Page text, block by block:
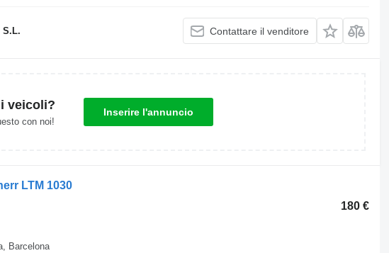
S.L. Contattare il venditore
veicoli?
con noi!
Inserire l'annuncio
LTM 1030
180 €
Barcelona